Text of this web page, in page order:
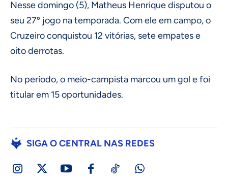
Nesse domingo (5), Matheus Henrique disputou o
seu 27º jogo na temporada. Com ele em campo, o
Cruzeiro conquistou 12 vitórias, sete empates e
oito derrotas.
No período, o meio-campista marcou um gol e foi
titular em 15 oportunidades.
SIGA O CENTRAL NAS REDES